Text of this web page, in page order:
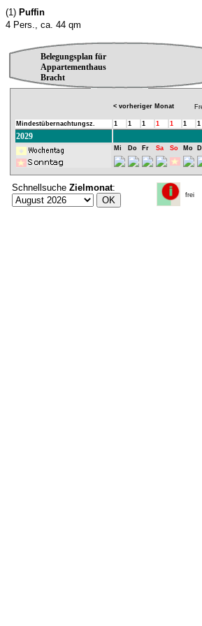
(1) Puffin
4 Pers., ca. 44 qm
Belegungsplan für
Appartementhaus
Bracht
< vorheriger Monat
Mindestübernachtungsz. 1 1 1 1 1 1 1
2029
Mi Do Fr Sa So Mo
Schnellsuche Zielmonat:
frei